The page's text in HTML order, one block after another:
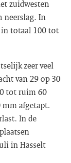
zuidwesten
neerslag. In
in totaal 100 tot
zeer veel
van 29 op 30
tot ruim 60
mm afgetapt.
In de
in Hasselt